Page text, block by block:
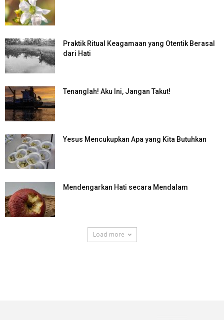
Praktik Ritual Keagamaan yang Otentik Berasal
dari Hati
Tenanglah! Aku Ini, Jangan Takut!
Yesus Mencukupkan Apa yang Kita Butuhkan
Mendengarkan Hati secara Mendalam
Load more